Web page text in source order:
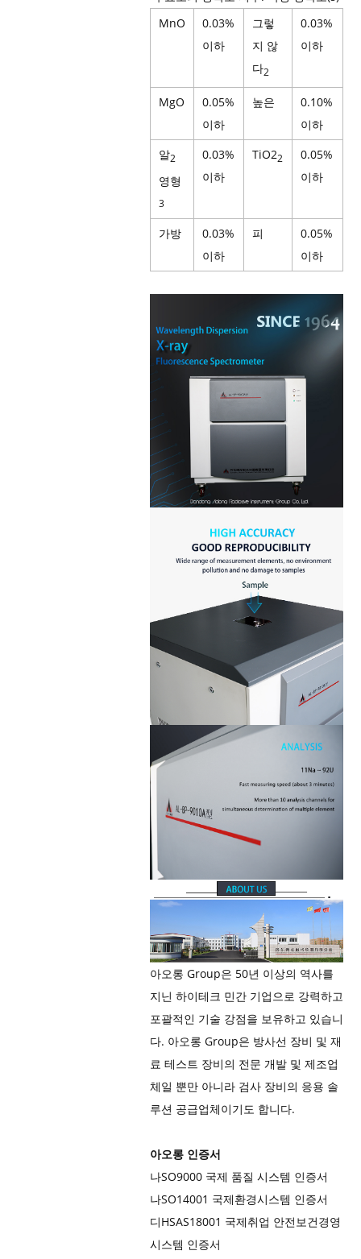
MnO
0.03%
이하
그렇
지 않
다2
0.03%
이하
MgO
0.05%
이하
높은
0.10%
이하
알2
영형
3
0.03%
이하
TiO22
0.05%
이하
가방
0.03%
이하
피
0.05%
이하
아오롱 Group은 50년 이상의 역사를
지닌 하이테크 민간 기업으로 강력하고
포괄적인 기술 강점을 보유하고 있습니
다. 아오롱 Group은 방사선 장비 및 재
료 테스트 장비의 전문 개발 및 제조업
체일 뿐만 아니라 검사 장비의 응용 솔
루션 공급업체이기도 합니다.
아오롱 인증서
나SO9000 국제 품질 시스템 인증서
나SO14001 국제환경시스템 인증서
디HSAS18001 국제취업 안전보건경영
시스템 인증서